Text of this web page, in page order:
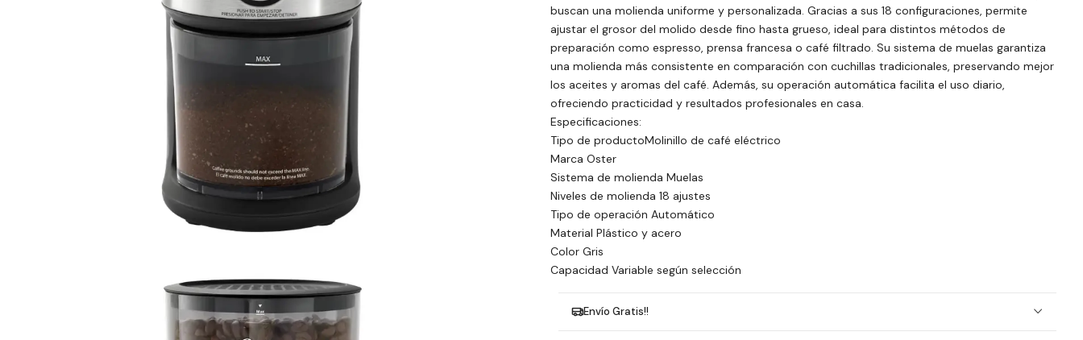
buscan una molienda uniforme y personalizada. Gracias a sus 18 configuraciones, permite
ajustar el grosor del molido desde fino hasta grueso, ideal para distintos métodos de
preparación como espresso, prensa francesa o café filtrado. Su sistema de muelas garantiza
una molienda más consistente en comparación con cuchillas tradicionales, preservando mejor
los aceites y aromas del café. Además, su operación automática facilita el uso diario,
ofreciendo practicidad y resultados profesionales en casa.
Especificaciones:
Tipo de productoMolinillo de café eléctrico
Marca Oster
Sistema de molienda Muelas
Niveles de molienda 18 ajustes
Tipo de operación Automático
Material Plástico y acero
Color Gris
Capacidad Variable según selección
Envío Gratis!!